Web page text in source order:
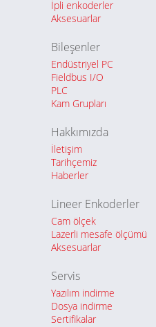
İpli enkoderler
Aksesuarlar
Bileşenler
Endüstriyel PC
Fieldbus I/O
PLC
Kam Grupları
Hakkımızda
İletişim
Tarihçemiz
Haberler
Lineer Enkoderler
Cam ölçek
Lazerli mesafe ölçümü
Aksesuarlar
Servis
Yazılım indirme
Dosya indirme
Sertifikalar